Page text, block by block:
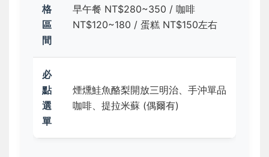
格
區
間
早午餐 NT$280~350 / 咖啡
NT$120~180 / 蛋糕 NT$150左右
必
點
選
單
煙燻鮭魚酪梨開放三明治、手沖單品
咖啡、提拉米蘇 (偶爾有)